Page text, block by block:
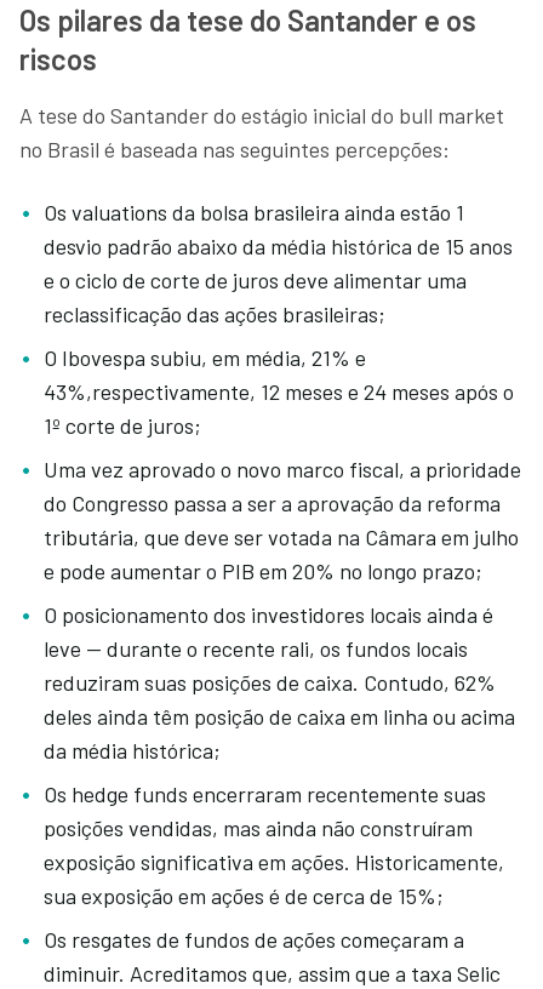
Os pilares da tese do Santander e os
riscos
A tese do Santander do estágio inicial do bull market
no Brasil é baseada nas seguintes percepções:
Os valuations da bolsa brasileira ainda estão 1
desvio padrão abaixo da média histórica de 15 anos
e o ciclo de corte de juros deve alimentar uma
reclassificação das ações brasileiras;
O Ibovespa subiu, em média, 21% e
43%,respectivamente, 12 meses e 24 meses após o
1º corte de juros;
Uma vez aprovado o novo marco fiscal, a prioridade
do Congresso passa a ser a aprovação da reforma
tributária, que deve ser votada na Câmara em julho
e pode aumentar o PIB em 20% no longo prazo;
O posicionamento dos investidores locais ainda é
leve — durante o recente rali, os fundos locais
reduziram suas posições de caixa. Contudo, 62%
deles ainda têm posição de caixa em linha ou acima
da média histórica;
Os hedge funds encerraram recentemente suas
posições vendidas, mas ainda não construíram
exposição significativa em ações. Historicamente,
sua exposição em ações é de cerca de 15%;
Os resgates de fundos de ações começaram a
diminuir. Acreditamos que, assim que a taxa Selic